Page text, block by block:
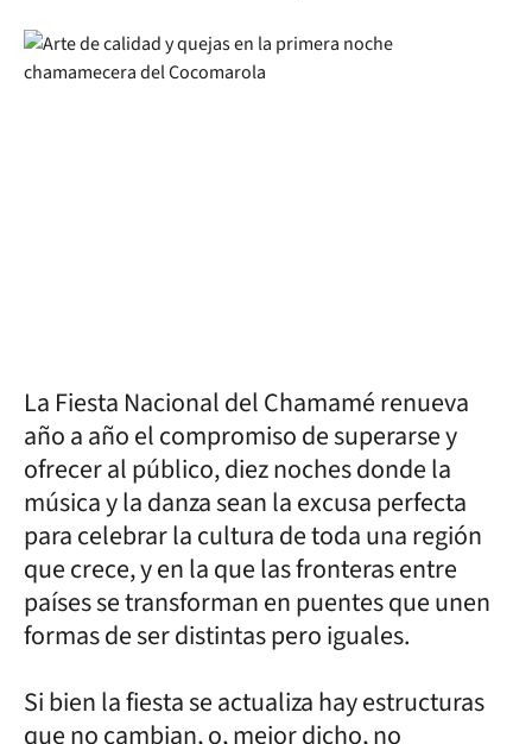
La Fiesta Nacional del Chamamé renueva
año a año el compromiso de superarse y
ofrecer al público, diez noches donde la
música y la danza sean la excusa perfecta
para celebrar la cultura de toda una región
que crece, y en la que las fronteras entre
países se transforman en puentes que unen
formas de ser distintas pero iguales.
Si bien la fiesta se actualiza hay estructuras
que no cambian, o, mejor dicho, no